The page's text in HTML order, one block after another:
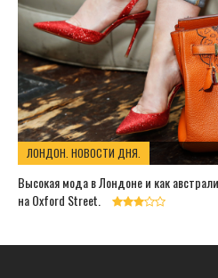
ЛОНДОН. НОВОСТИ ДНЯ.
Высокая мода в Лондоне и как
на Oxford Street.